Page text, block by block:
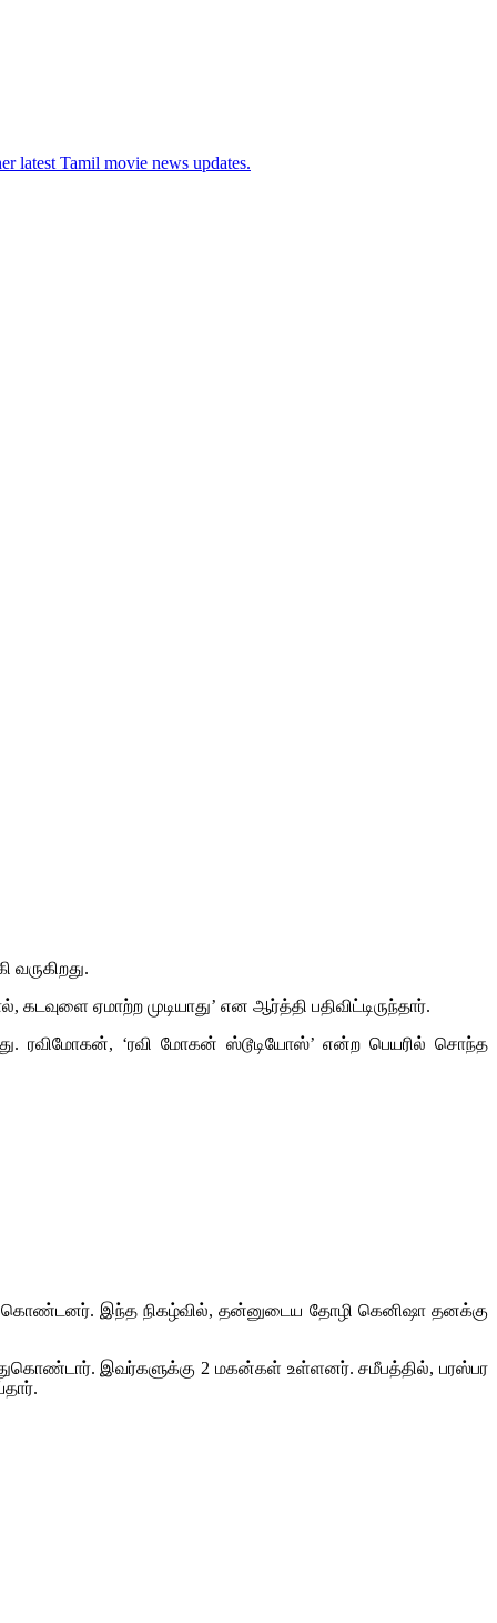
latest Tamil movie news updates.
ஏமாற்ற முடியாது’ என ஆர்த்தி பதிவிட்டிருந்தார்.
ரவிமோகன், ‘ரவி மோகன் ஸ்டூடியோஸ்’ என்ற பெயரில் சொந்த
கொண்டனர். இந்த நிகழ்வில், தன்னுடைய தோழி கெனிஷா தனக்கு
இவர்களுக்கு 2 மகன்கள் உள்ளனர். சமீபத்தில், பரஸ்பர